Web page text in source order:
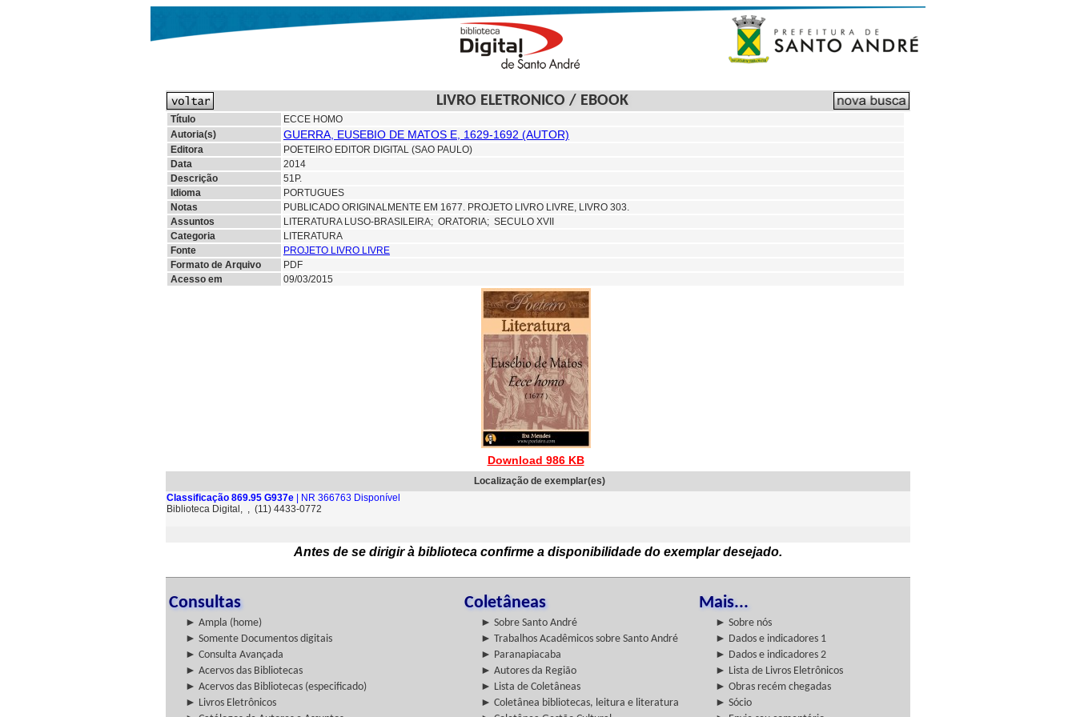
LIVRO ELETRONICO / EBOOK
Título
ECCE HOMO
Autoria(s)
GUERRA, EUSEBIO DE MATOS E, 1629-1692 (AUTOR)
Editora
POETEIRO EDITOR DIGITAL (SAO PAULO)
Data
2014
Descrição
51P.
Idioma
PORTUGUES
Notas
PUBLICADO ORIGINALMENTE EM 1677. PROJETO LIVRO LIVRE, LIVRO 303.
Assuntos
LITERATURA LUSO-BRASILEIRA; ORATORIA; SECULO XVII
Categoria
LITERATURA
Fonte
PROJETO LIVRO LIVRE
Formato de Arquivo
PDF
Acesso em
09/03/2015
Download 986 KB
Localização de exemplar(es)
Classificação 869.95 G937e | NR 366763 Disponível
Biblioteca Digital, , (11) 4433-0772
Antes de se dirigir à biblioteca confirme a disponibilidade do exemplar desejado.
Consultas Coletâneas Mais...
► Ampla (home) ► Sobre Santo André
► Sobre nós
► Somente Documentos digitais
► Trabalhos Acadêmicos sobre Santo André
► Dados e indicadores 1
► Consulta Avançada
► Paranapiacaba
► Dados e indicadores 2
► Acervos das Bibliotecas
► Autores da Região
► Lista de Livros Eletrônicos
► Acervos das Bibliotecas (especificado)
► Lista de Coletâneas
► Obras recém chegadas
► Livros Eletrônicos
► Coletânea bibliotecas, leitura e literatura
► Sócio